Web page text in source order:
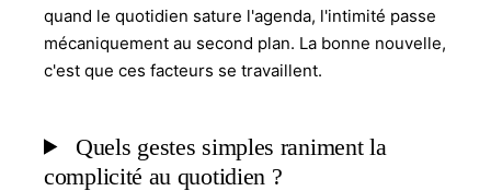
quand le quotidien sature l'agenda, l'intimité passe
mécaniquement au second plan. La bonne nouvelle,
c'est que ces facteurs se travaillent.
Quels gestes simples raniment la
complicité au quotidien ?